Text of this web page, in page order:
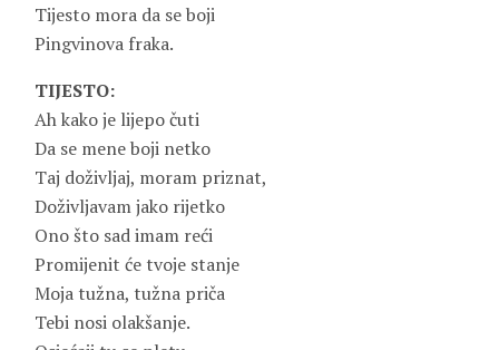
Tijesto mora da se boji
Pingvinova fraka.
TIJESTO:
Ah kako je lijepo čuti
Da se mene boji netko
Taj doživljaj, moram priznat,
Doživljavam jako rijetko
Ono što sad imam reći
Promijenit će tvoje stanje
Moja tužna, tužna priča
Tebi nosi olakšanje.